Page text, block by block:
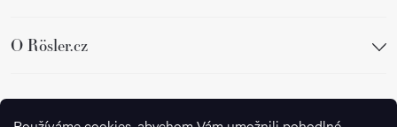
O Rösler.cz
Sledujte nás